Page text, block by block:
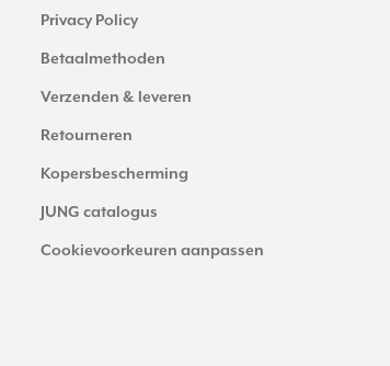
Privacy Policy
Betaalmethoden
Verzenden & leveren
Retourneren
Kopersbescherming
JUNG catalogus
Cookievoorkeuren aanpassen